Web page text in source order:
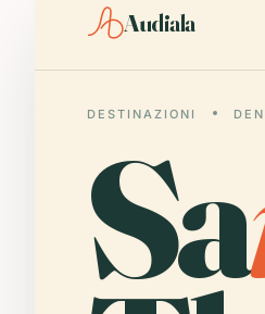
Audiala
DESTINAZIONI
Sa